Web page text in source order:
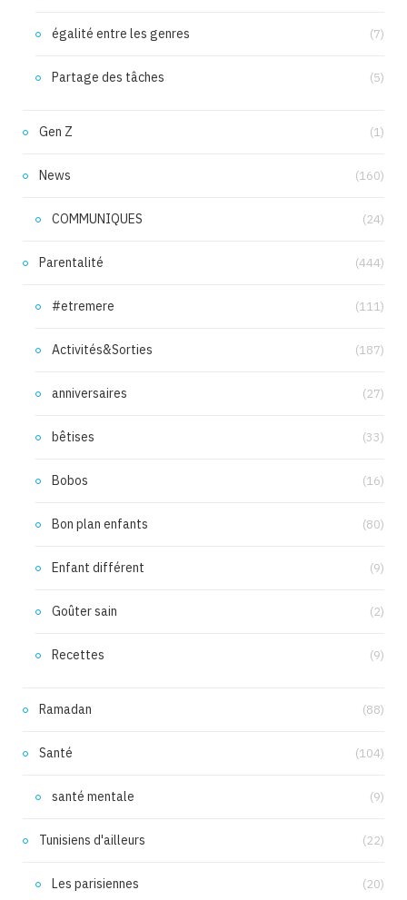
égalité entre les genres (7)
Partage des tâches (5)
Gen Z (1)
News (160)
COMMUNIQUES (24)
Parentalité (444)
#etremere (111)
Activités&Sorties (187)
anniversaires (27)
bêtises (33)
Bobos (16)
Bon plan enfants (80)
Enfant différent (9)
Goûter sain (2)
Recettes (9)
Ramadan (88)
Santé (104)
santé mentale (9)
Tunisiens d'ailleurs (22)
Les parisiennes (20)